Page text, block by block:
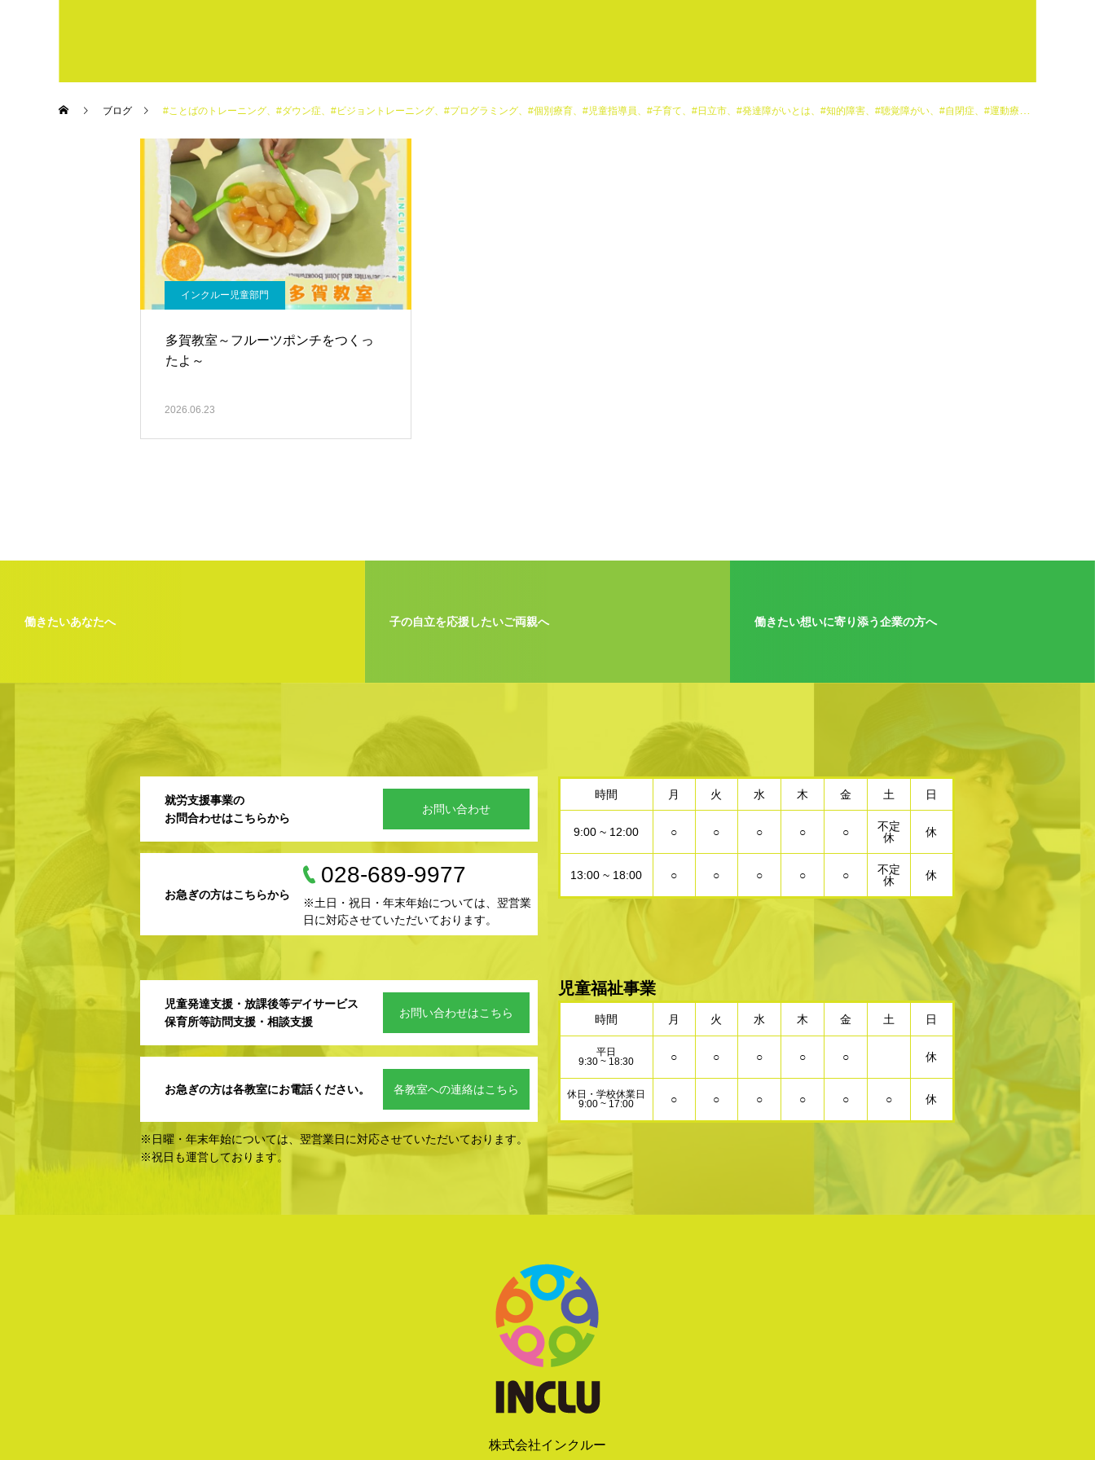
ブログ #ことばのトレーニング、#ダウン症、#ビジョントレーニング、#プログラミング、#個別療育、#児童指導員、#子育て、#日立市、#発達障がいとは、#知的障害、#聴覚障がい、#自閉症、#運動療育、#運動遊び、ADHD、SST、保育所等訪問支援、児童発達支援、放課後等デイサービス、特別支援学校
インクルー児童部門
多賀教室～フルーツポンチをつくっ
たよ～
2026.06.23
働きたいあなたへ 子の自立を応援したいご両親へ 働きたい想いに寄り添う企業の方へ
就労支援事業の
お問合わせはこちらから
お問い合わせ
お急ぎの方はこちらから
028-689-9977
※土日・祝日・年末年始については、翌営業
日に対応させていただいております。
時間 月 火 水 木 金 土 日
9:00 ~ 12:00 ○ ○ ○ ○ ○
不定
休
休
13:00 ~ 18:00 ○ ○ ○ ○ ○
不定
休
休
児童発達支援・放課後等デイサービス
保育所等訪問支援・相談支援
お問い合わせはこちら
お急ぎの方は各教室にお電話ください。 各教室への連絡はこちら
※日曜・年末年始については、翌営業日に対応させていただいております。
※祝日も運営しております。
児童福祉事業
時間 月 火 水 木 金 土 日
平日
9:30 ~ 18:30
○ ○ ○ ○ ○ 休
休日・学校休業日
9:00 ~ 17:00
○ ○ ○ ○ ○ ○ 休
株式会社インクルー